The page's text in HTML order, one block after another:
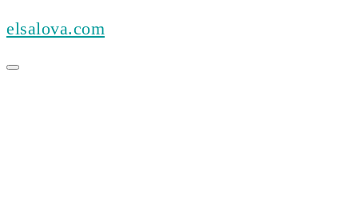
Skip
to
elsalova.com